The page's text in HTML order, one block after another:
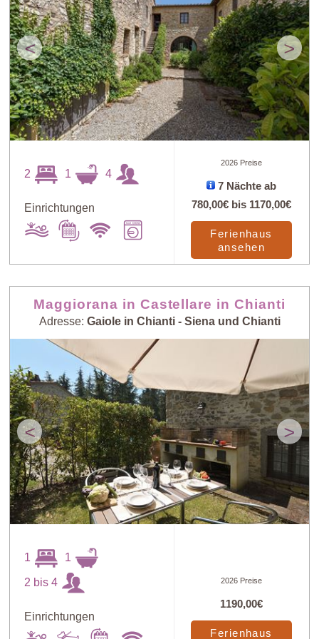
< >
2 1 4
Einrichtungen
2026 Preise
7 Nächte ab
780,00€ bis 1170,00€
Ferienhaus
ansehen
Maggiorana in Castellare in Chianti
Adresse: Gaiole in Chianti - Siena und Chianti
< >
1 1
2 bis 4
Einrichtungen
2026 Preise
1190,00€
Ferienhaus